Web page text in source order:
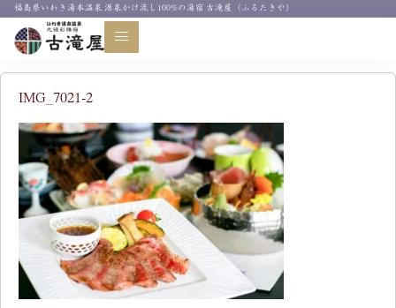
福島県いわき湯本温泉 源泉かけ流し100%の湯宿 古滝屋（ふるたきや）
IMG_7021-2